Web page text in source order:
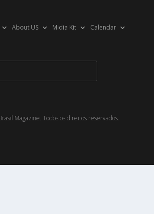
About US Midia Kit Calendar
Magazine. Todos os direitos reservados.